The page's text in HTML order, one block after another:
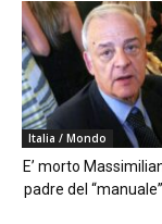
Italia / Mondo
E’ morto
padre del